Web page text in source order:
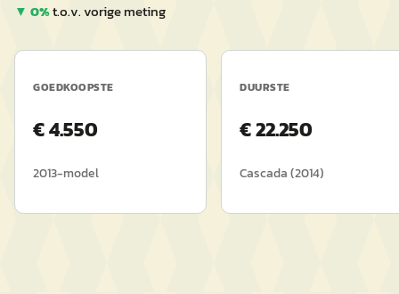
▼ 0%t.o.v. vorige meting
GOEDKOOPSTE
€4.550
2013-model
DUURSTE
€22.250
Cascada(2014)